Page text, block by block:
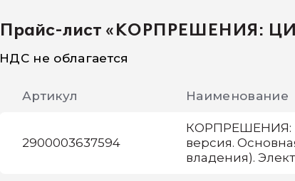
Прайс-лист «КОРПРЕШЕНИЯ:
НДС не облагается
Артикул Наименование
2900003637594
КОРПРЕШЕНИЯ:
версия.
владения).